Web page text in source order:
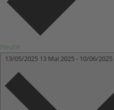
Heute
13/05/2025 13 Mai 2025- 10/06/2025